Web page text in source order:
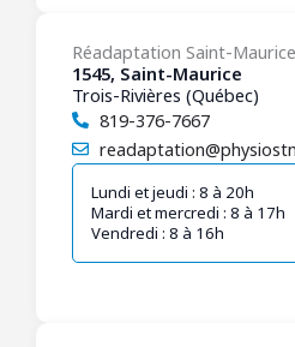
Réadaptation Saint-Maurice
1545, Saint-Maurice
Trois-Rivières (Québec)
819-376-7667
Lundi et jeudi : 8 à 20h
Mardi et mercredi : 8 à 17h
Vendredi : 8 à 16h